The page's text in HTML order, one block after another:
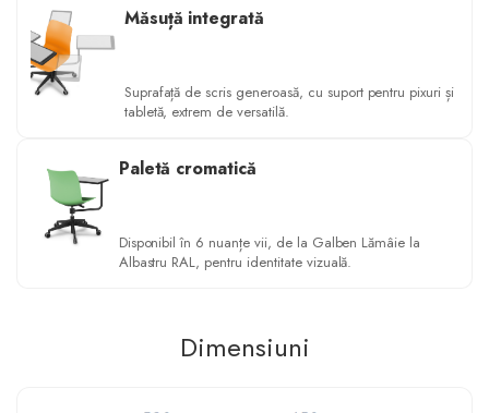
Măsuță integrată
Suprafață de scris generoasă, cu suport pentru pixuri și
tabletă, extrem de versatilă.
Paletă cromatică
Disponibil în 6 nuanțe vii, de la Galben Lămâie la
Albastru RAL, pentru identitate vizuală.
Dimensiuni